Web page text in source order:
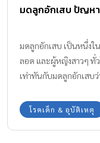
มดลูกอักเสบ ปัญห
มดลูกอักเสบ เป็นหนึ่ง
ลอด และผู้หญิงสาวๆ ทั่
เท่าทันกับมดลูกอักเสบว่
มดลูกอักเสบกันค่ะ
โรคเด็ก & อุบัติเหตุ